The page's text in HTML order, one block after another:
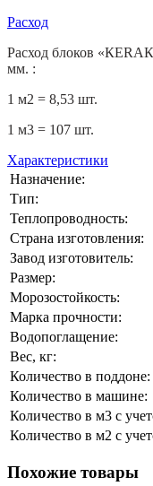
Расход
Расход блоков
мм. :
1 м2 = 8,53 шт.
1 м3 = 107 шт.
Характеристики
Назначение:
Тип:
Теплопроводность:
Страна изготовления:
Завод изготовитель:
Размер:
Морозостойкость:
Марка прочности:
Водопоглащение:
Вес, кг:
Количество в поддоне:
Количество в машине:
Количество в м3 с
Количество в м2 с
Похожие товары